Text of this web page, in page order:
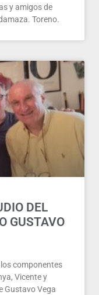
y amigos de
Toreno.
DEL
GUSTAVO
componentes
Vicente y
Gustavo Vega